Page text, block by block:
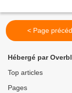
< Page
Hébergé par
Top articles
Pages